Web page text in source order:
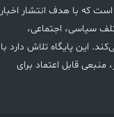
که با هدف انتشار اخبار
سیاسی، اجتماعی،
این پایگاه تلاش دارد با
منبعی قابل اعتماد برای